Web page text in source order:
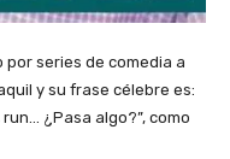
por series de comedia a
y su frase célebre es:
¿Pasa algo?”, como